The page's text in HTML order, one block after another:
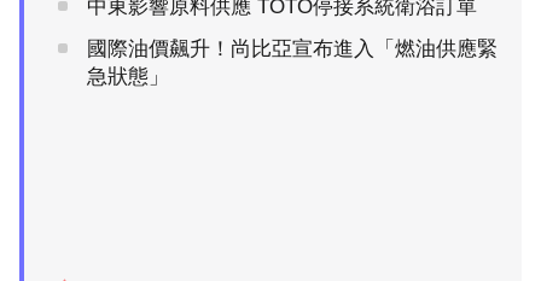
中東影響原料供應 TOTO停接系統衛浴訂單
國際油價飆升！尚比亞宣布進入「燃油供應緊
急狀態」